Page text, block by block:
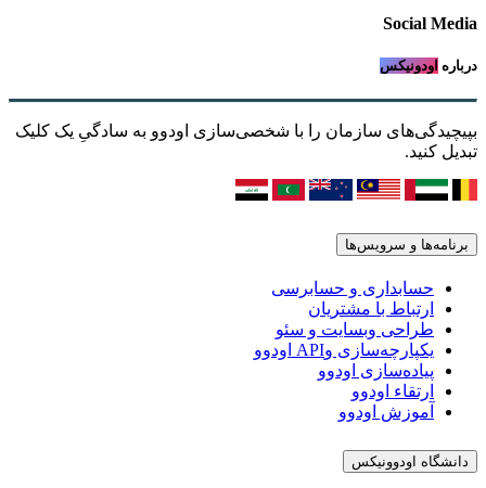
Social Media
درباره اودونیکس
بپیچیدگی‌های سازمان را با شخصی‌سازی اودوو به سادگیِ یک کلیک
تبدیل کنید.
برنامه‌ها و سرویس‌ها
حسابداری و حسابرسی
ارتباط با مشتریان
طراحی وبسایت و سئو
یکپارچه‌سازی وAPI اودوو
پیاده‌سازی اودوو
ارتقاء اودوو
آموزش اودوو
دانشگاه اودوونیکس